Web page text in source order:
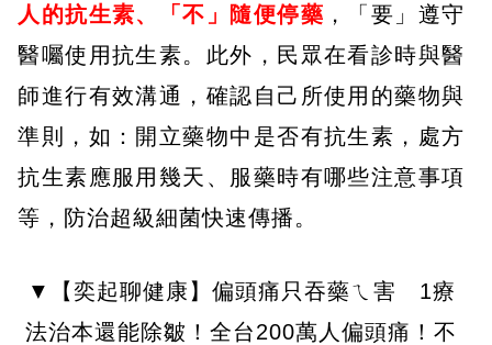
人的抗生素、「不」隨便停藥 ，「要」遵守
醫囑使用抗生素。此外，民眾在看診時與醫
師進行有效溝通，確認自己所使用的藥物與
準則，如：開立藥物中是否有抗生素，處方
抗生素應服用幾天、服藥時有哪些注意事項
等，防治超級細菌快速傳播。
▼【奕起聊健康】偏頭痛只吞藥ㄟ害 1療
法治本還能除皺！全台200萬人偏頭痛！不